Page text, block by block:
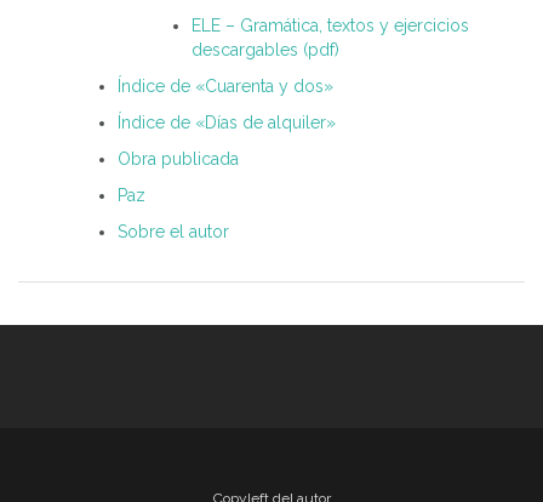
ELE – Gramática, textos y ejercicios
descargables (pdf)
Índice de «Cuarenta y dos»
Índice de «Días de alquiler»
Obra publicada
Paz
Sobre el autor
Copyleft del autor